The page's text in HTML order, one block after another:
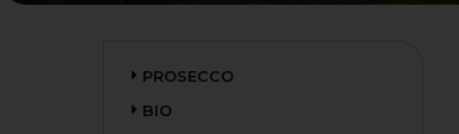
PROSECCO
BIO